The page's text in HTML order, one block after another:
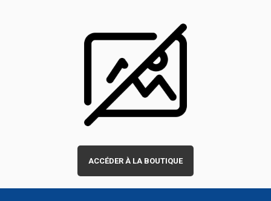
ACCÉDER À LA BOUTIQUE